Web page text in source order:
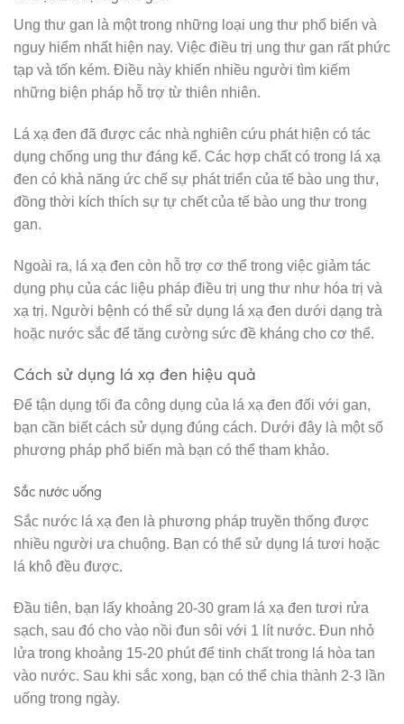
Ung thư gan là một trong những loại ung thư phổ biến và
nguy hiểm nhất hiện nay. Việc điều trị ung thư gan rất phức
tạp và tốn kém. Điều này khiến nhiều người tìm kiếm
những biện pháp hỗ trợ từ thiên nhiên.
Lá xạ đen đã được các nhà nghiên cứu phát hiện có tác
dụng chống ung thư đáng kể. Các hợp chất có trong lá xạ
đen có khả năng ức chế sự phát triển của tế bào ung thư,
đồng thời kích thích sự tự chết của tế bào ung thư trong
gan.
Ngoài ra, lá xạ đen còn hỗ trợ cơ thể trong việc giảm tác
dụng phụ của các liệu pháp điều trị ung thư như hóa trị và
xạ trị. Người bệnh có thể sử dụng lá xạ đen dưới dạng trà
hoặc nước sắc để tăng cường sức đề kháng cho cơ thể.
Cách sử dụng lá xạ đen hiệu quả
Để tận dụng tối đa công dụng của lá xạ đen đối với gan,
bạn cần biết cách sử dụng đúng cách. Dưới đây là một số
phương pháp phổ biến mà bạn có thể tham khảo.
Sắc nước uống
Sắc nước lá xạ đen là phương pháp truyền thống được
nhiều người ưa chuộng. Bạn có thể sử dụng lá tươi hoặc
lá khô đều được.
Đầu tiên, bạn lấy khoảng 20-30 gram lá xạ đen tươi rửa
sạch, sau đó cho vào nồi đun sôi với 1 lít nước. Đun nhỏ
lửa trong khoảng 15-20 phút để tinh chất trong lá hòa tan
vào nước. Sau khi sắc xong, bạn có thể chia thành 2-3 lần
uống trong ngày.